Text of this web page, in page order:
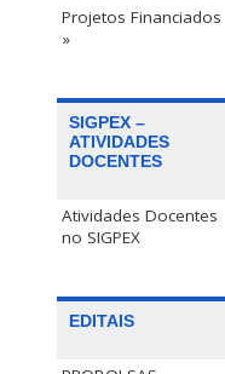
Projetos Financiados
»
SIGPEX –
ATIVIDADES
DOCENTES
Atividades Docentes
no SIGPEX
EDITAIS